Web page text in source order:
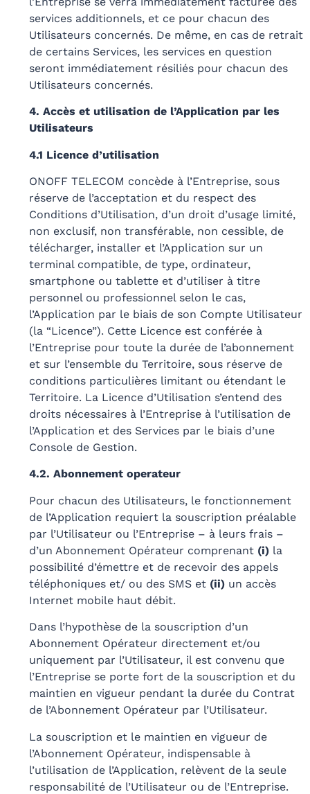
services additionnels, et ce pour chacun des
Utilisateurs concernés. De même, en cas de retrait
de certains Services, les services en question
seront immédiatement résiliés pour chacun des
Utilisateurs concernés.
4. Accès et utilisation de l’Application par les
Utilisateurs
4.1 Licence d’utilisation
ONOFF TELECOM concède à l’Entreprise, sous
réserve de l’acceptation et du respect des
Conditions d’Utilisation, d’un droit d’usage limité,
non exclusif, non transférable, non cessible, de
télécharger, installer et l’Application sur un
terminal compatible, de type, ordinateur,
smartphone ou tablette et d’utiliser à titre
personnel ou professionnel selon le cas,
l’Application par le biais de son Compte Utilisateur
(la “Licence”). Cette Licence est conférée à
l’Entreprise pour toute la durée de l’abonnement
et sur l’ensemble du Territoire, sous réserve de
conditions particulières limitant ou étendant le
Territoire. La Licence d’Utilisation s’entend des
droits nécessaires à l’Entreprise à l’utilisation de
l’Application et des Services par le biais d’une
Console de Gestion.
4.2. Abonnement operateur
Pour chacun des Utilisateurs, le fonctionnement
de l’Application requiert la souscription préalable
par l’Utilisateur ou l’Entreprise – à leurs frais –
d’un Abonnement Opérateur comprenant (i) la
possibilité d’émettre et de recevoir des appels
téléphoniques et/ ou des SMS et (ii) un accès
Internet mobile haut débit.
Dans l’hypothèse de la souscription d’un
Abonnement Opérateur directement et/ou
uniquement par l’Utilisateur, il est convenu que
l’Entreprise se porte fort de la souscription et du
maintien en vigueur pendant la durée du Contrat
de l’Abonnement Opérateur par l’Utilisateur.
La souscription et le maintien en vigueur de
l’Abonnement Opérateur, indispensable à
l’utilisation de l’Application, relèvent de la seule
responsabilité de l’Utilisateur ou de l’Entreprise.